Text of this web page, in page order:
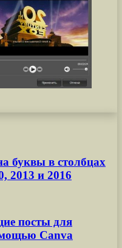
буквы в столбцах
2013 и 2016
посты для
Canva